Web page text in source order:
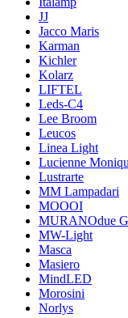
JJ
Jacco Maris
Karman
Kichler
Kolarz
LIFTEL
Leds-C4
Lee Broom
Leucos
Linea Light
Lucienne
Lustrarte
MM Lampadari
MOOOI
MURANOdue
MW-Light
Masca
Masiero
MindLED
Morosini
Norlys